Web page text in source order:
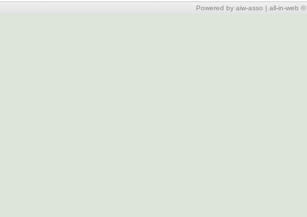
Powered by aiw-asso | all-in-web